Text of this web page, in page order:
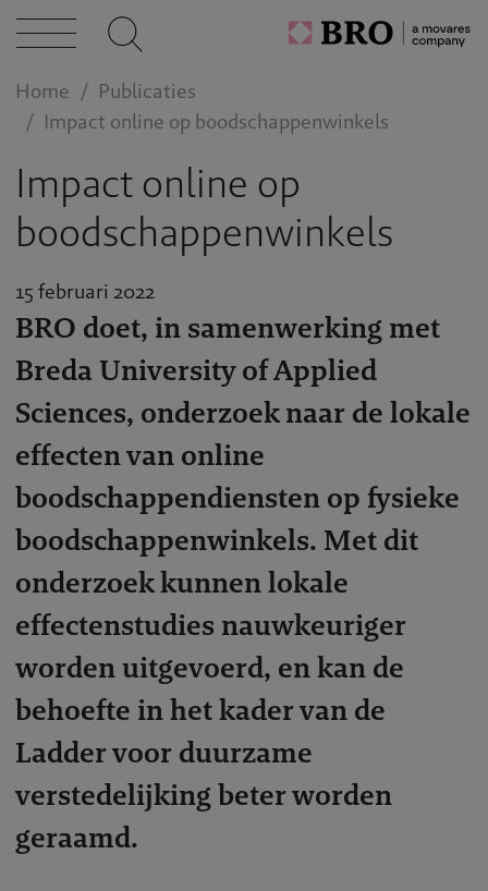
Home
Publicaties
Impact online op boodschappenwinkels
Impact online op
boodschappenwinkels
15 februari 2022
BRO doet, in samenwerking met
Breda University of Applied
Sciences, onderzoek naar de lokale
effecten van online
boodschappendiensten op fysieke
boodschappenwinkels. Met dit
onderzoek kunnen lokale
effectenstudies nauwkeuriger
worden uitgevoerd, en kan de
behoefte in het kader van de
Ladder voor duurzame
verstedelijking beter worden
geraamd.